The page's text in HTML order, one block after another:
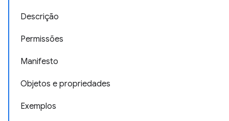
Descrição
Permissões
Manifesto
Objetos e propriedades
Exemplos